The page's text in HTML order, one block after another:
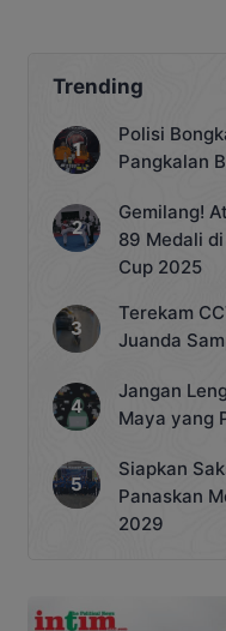
Trending
Polisi
Pangkalan
Gemilang!
89 Medali
Cup 2025
Terekam
Juanda
Jangan
Maya yang
Siapkan
Panaskan
2029